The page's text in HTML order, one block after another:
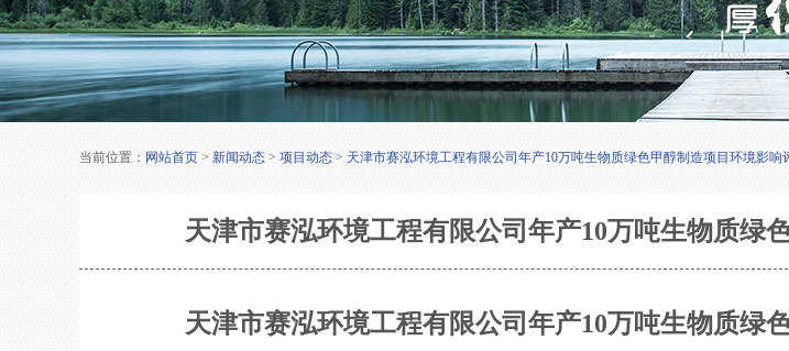
当前位置： 网站首页 > 新闻动态 > 项目动态 > 天津市赛泓环境工程有限公司年产10万吨生物质绿色甲醇制造项目环境影响
天津市赛泓环境工程有限公司年产10万吨生物质绿
天津市赛泓环境工程有限公司年产10万吨生物质绿